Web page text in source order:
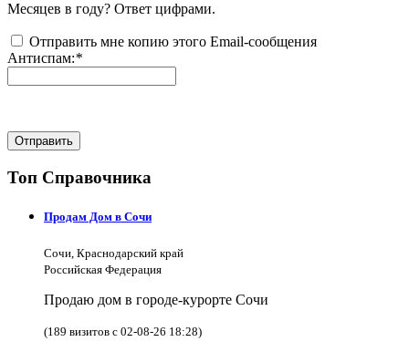
Месяцев в году? Ответ цифрами.
Отправить мне копию этого Email-сообщения
Антиспам:*
Отправить
Топ Справочника
Продам Дом в Сочи
Сочи, Краснодарский край
Российская Федерация
Продаю дом в городе-курорте Сочи
(189 визитов с 02-08-26 18:28)